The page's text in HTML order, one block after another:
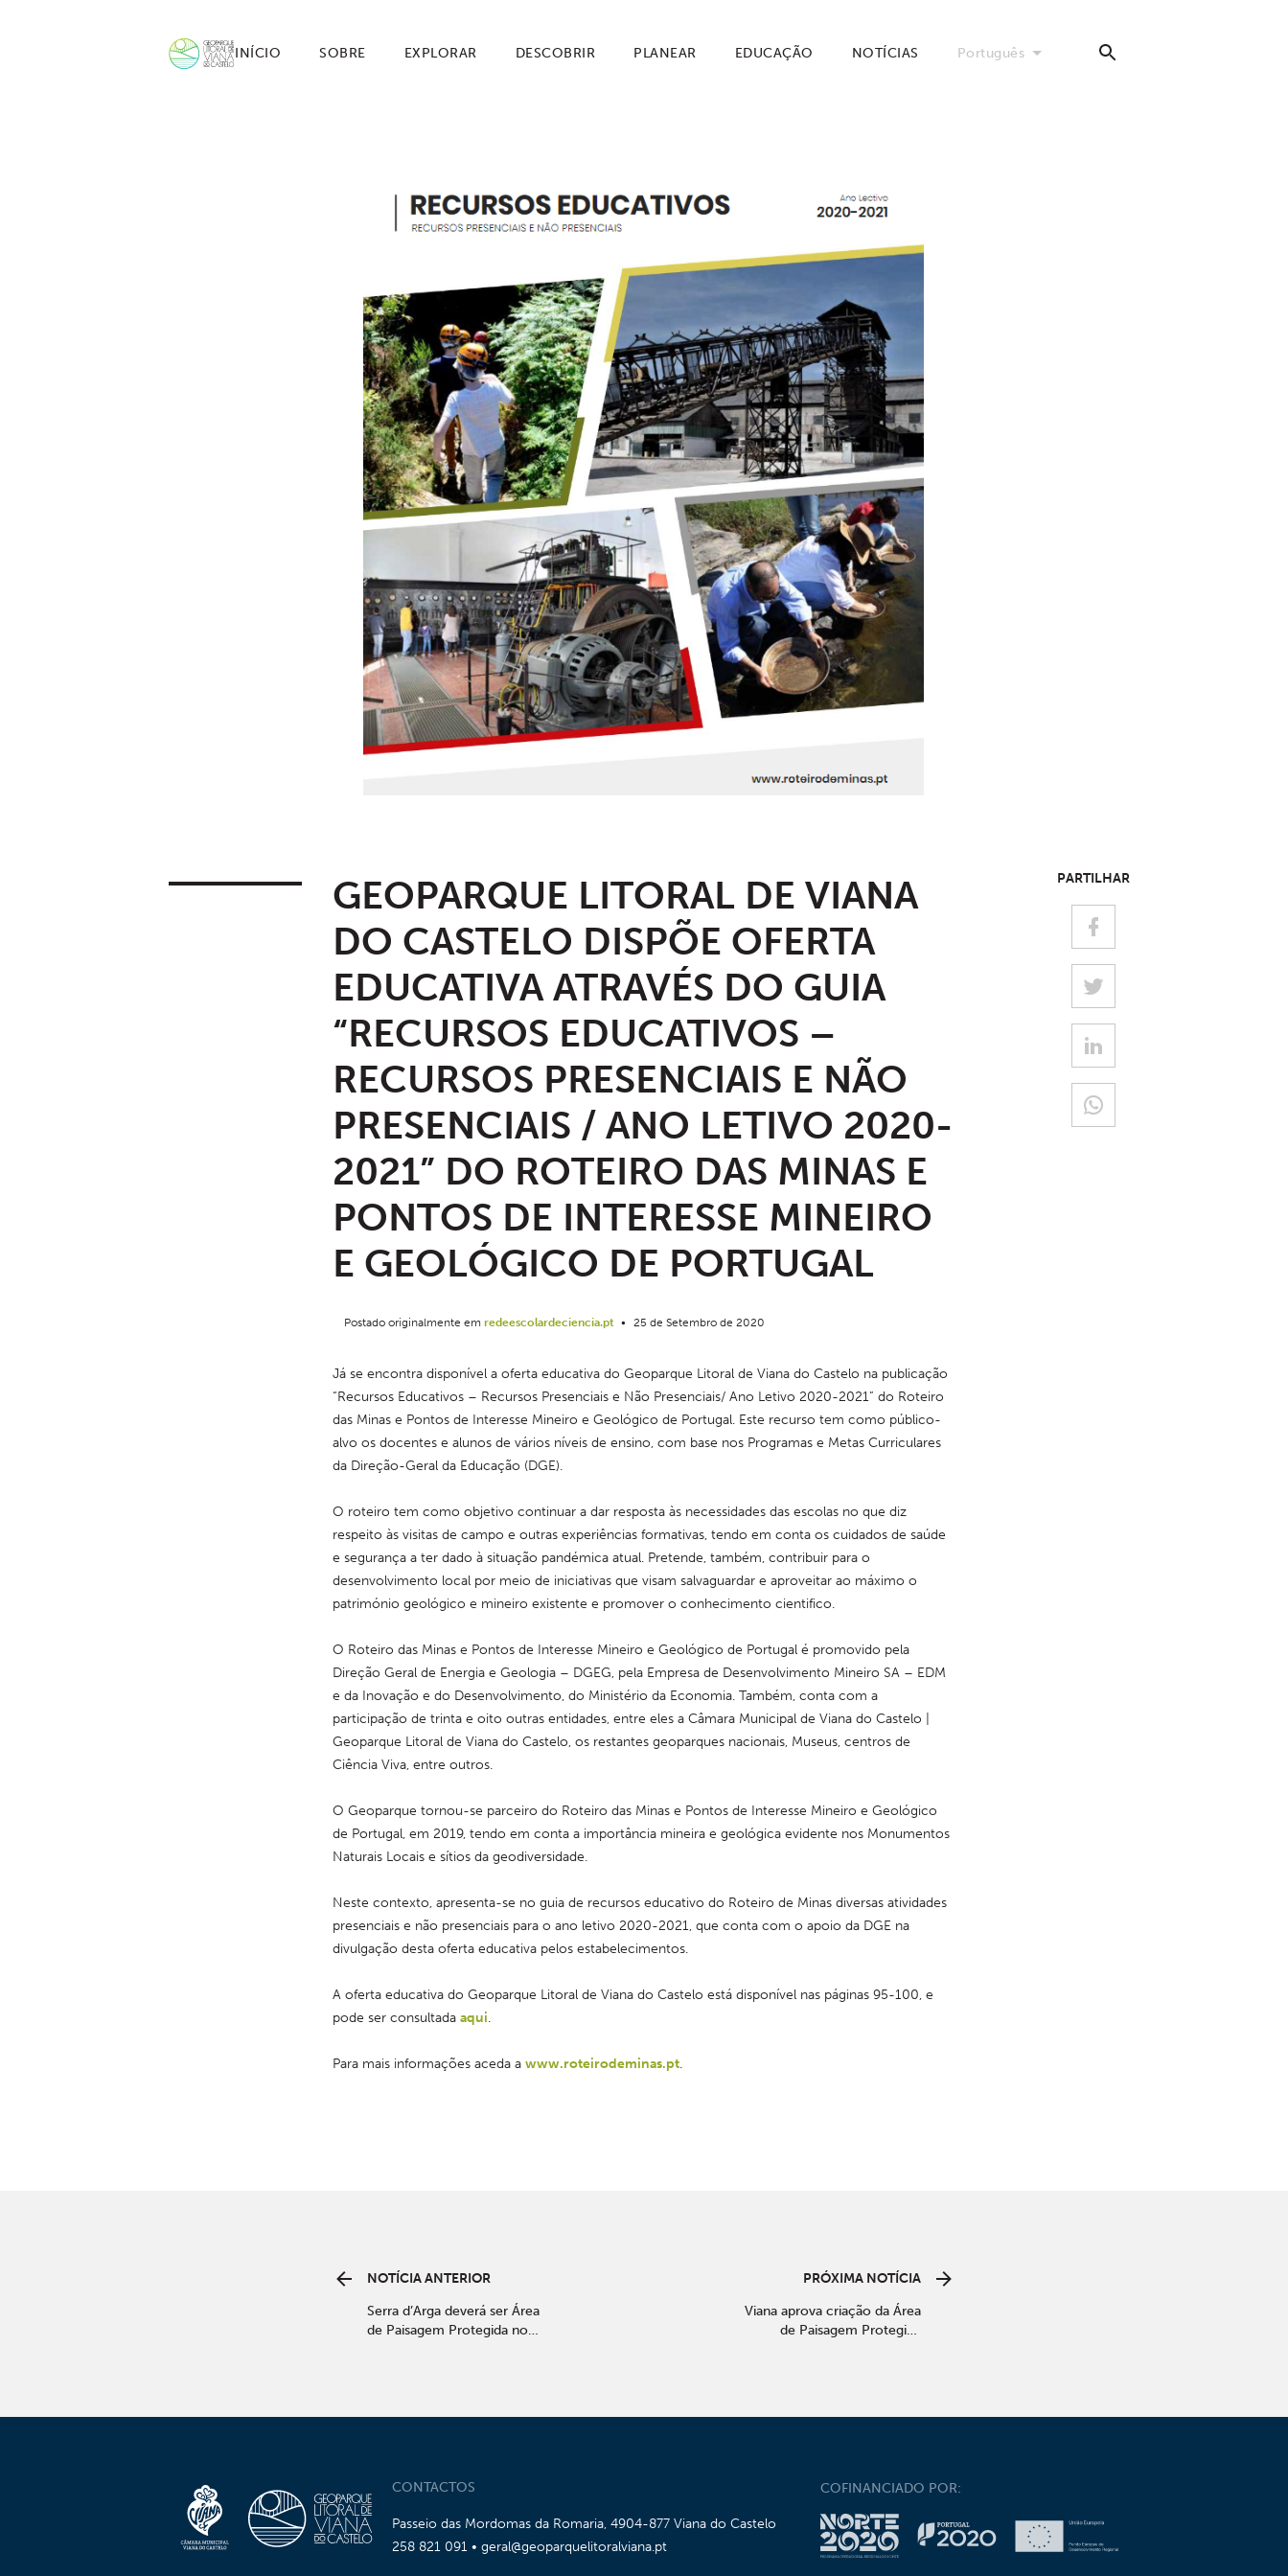
INÍCIO SOBRE EXPLORAR DESCOBRIR PLANEAR EDUCAÇÃO NOTÍCIAS
GEOPARQUE LITORAL DE VIANA
DO CASTELO DISPÕE OFERTA
EDUCATIVA ATRAVÉS DO GUIA
“RECURSOS EDUCATIVOS –
RECURSOS PRESENCIAIS E NÃO
PRESENCIAIS / ANO LETIVO 2020-
2021” DO ROTEIRO DAS MINAS E
PONTOS DE INTERESSE MINEIRO
E GEOLÓGICO DE PORTUGAL
Postado originalmente em redeescolardeciencia.pt • 25 de Setembro de 2020
Já se encontra disponível a oferta educativa do Geoparque Litoral de Viana do Castelo na publicação
“Recursos Educativos – Recursos Presenciais e Não Presenciais/ Ano Letivo 2020-2021” do Roteiro
das Minas e Pontos de Interesse Mineiro e Geológico de Portugal. Este recurso tem como público-
alvo os docentes e alunos de vários níveis de ensino, com base nos Programas e Metas Curriculares
da Direção-Geral da Educação (DGE).
O roteiro tem como objetivo continuar a dar resposta às necessidades das escolas no que diz
respeito às visitas de campo e outras experiências formativas, tendo em conta os cuidados de saúde
e segurança a ter dado à situação pandémica atual. Pretende, também, contribuir para o
desenvolvimento local por meio de iniciativas que visam salvaguardar e aproveitar ao máximo o
património geológico e mineiro existente e promover o conhecimento cientifico.
O Roteiro das Minas e Pontos de Interesse Mineiro e Geológico de Portugal é promovido pela
Direção Geral de Energia e Geologia – DGEG, pela Empresa de Desenvolvimento Mineiro SA – EDM
e da Inovação e do Desenvolvimento, do Ministério da Economia. Também, conta com a
participação de trinta e oito outras entidades, entre eles a Câmara Municipal de Viana do Castelo |
Geoparque Litoral de Viana do Castelo, os restantes geoparques nacionais, Museus, centros de
Ciência Viva, entre outros.
O Geoparque tornou-se parceiro do Roteiro das Minas e Pontos de Interesse Mineiro e Geológico
de Portugal, em 2019, tendo em conta a importância mineira e geológica evidente nos Monumentos
Naturais Locais e sítios da geodiversidade.
Neste contexto, apresenta-se no guia de recursos educativo do Roteiro de Minas diversas atividades
presenciais e não presenciais para o ano letivo 2020-2021, que conta com o apoio da DGE na
divulgação desta oferta educativa pelos estabelecimentos.
A oferta educativa do Geoparque Litoral de Viana do Castelo está disponível nas páginas 95-100, e
pode ser consultada aqui.
Para mais informações aceda a www.roteirodeminas.pt.
PARTILHAR
NOTÍCIA ANTERIOR
Serra d’Arga deverá ser Área
de Paisagem Protegida no
PRÓXIMA NOTÍCIA
Viana aprova criação da Área
de Paisagem Protegida
CONTACTOS
Passeio das Mordomas da Romaria, 4904-877 Viana do Castelo
258 821 091 • geral@geoparquelitoralviana.pt
COFINANCIADO POR: